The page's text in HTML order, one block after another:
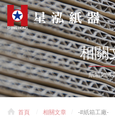
相關
紙箱知識
首頁 相關文章 -#紙箱工廠-